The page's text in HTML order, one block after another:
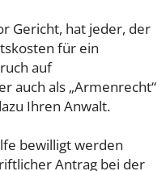
Gericht, hat jeder, der
für ein
auf
auch als „Armenrecht“
Ihren Anwalt.
bewilligt werden
Antrag bei der